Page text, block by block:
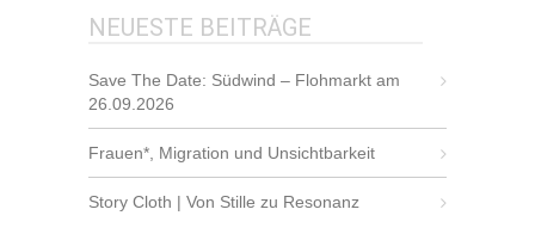
NEUESTE BEITRÄGE
Save The Date: Südwind – Flohmarkt am
26.09.2026
Frauen*, Migration und Unsichtbarkeit
Story Cloth | Von Stille zu Resonanz